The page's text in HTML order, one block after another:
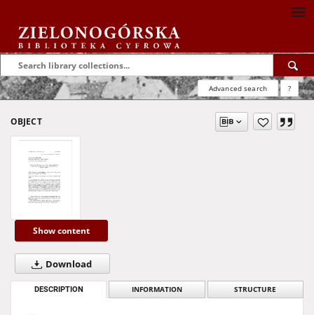
Advanced search ?
OBJECT
Show content
Download
DESCRIPTION INFORMATION STRUCTURE